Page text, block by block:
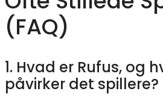
(FAQ)
1. Hvad er Rufus, og
påvirker det spillere?